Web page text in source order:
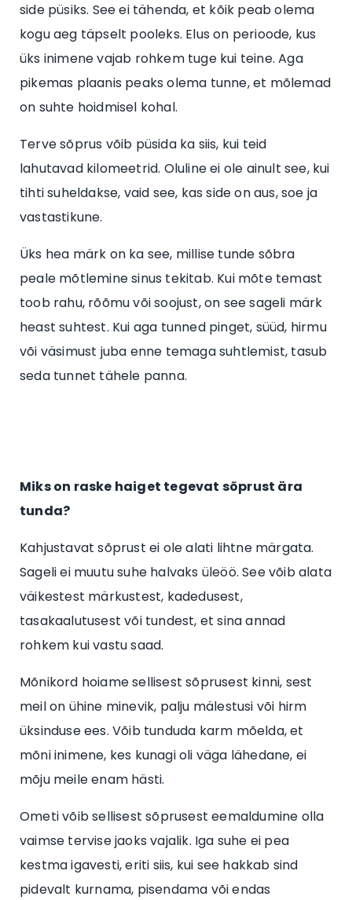
side püsiks. See ei tähenda, et kõik peab olema
kogu aeg täpselt pooleks. Elus on perioode, kus
üks inimene vajab rohkem tuge kui teine. Aga
pikemas plaanis peaks olema tunne, et mõlemad
on suhte hoidmisel kohal.
Terve sõprus võib püsida ka siis, kui teid
lahutavad kilomeetrid. Oluline ei ole ainult see, kui
tihti suheldakse, vaid see, kas side on aus, soe ja
vastastikune.
Üks hea märk on ka see, millise tunde sõbra
peale mõtlemine sinus tekitab. Kui mõte temast
toob rahu, rõõmu või soojust, on see sageli märk
heast suhtest. Kui aga tunned pinget, süüd, hirmu
või väsimust juba enne temaga suhtlemist, tasub
seda tunnet tähele panna.
Miks on raske haiget tegevat sõprust ära
tunda?
Kahjustavat sõprust ei ole alati lihtne märgata.
Sageli ei muutu suhe halvaks üleöö. See võib alata
väikestest märkustest, kadedusest,
tasakaalutusest või tundest, et sina annad
rohkem kui vastu saad.
Mõnikord hoiame sellisest sõprusest kinni, sest
meil on ühine minevik, palju mälestusi või hirm
üksinduse ees. Võib tunduda karm mõelda, et
mõni inimene, kes kunagi oli väga lähedane, ei
mõju meile enam hästi.
Ometi võib sellisest sõprusest eemaldumine olla
vaimse tervise jaoks vajalik. Iga suhe ei pea
kestma igavesti, eriti siis, kui see hakkab sind
pidevalt kurnama, pisendama või endas